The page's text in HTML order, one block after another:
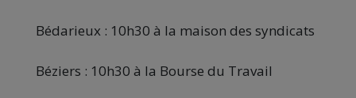
Bédarieux : 10h30 à la maison des syndicats
Béziers : 10h30 à la Bourse du Travail